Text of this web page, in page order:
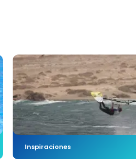
Inspiraciones